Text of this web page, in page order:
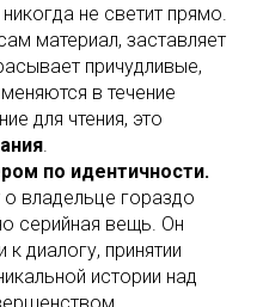
не светит прямо.
материал, заставляет
причудливые,
в течение
для чтения, это
.
по идентичности.
владельце гораздо
серийная вещь. Он
диалогу, принятии
истории над